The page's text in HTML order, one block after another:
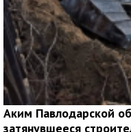
Аким Павлодарской
затянувшееся